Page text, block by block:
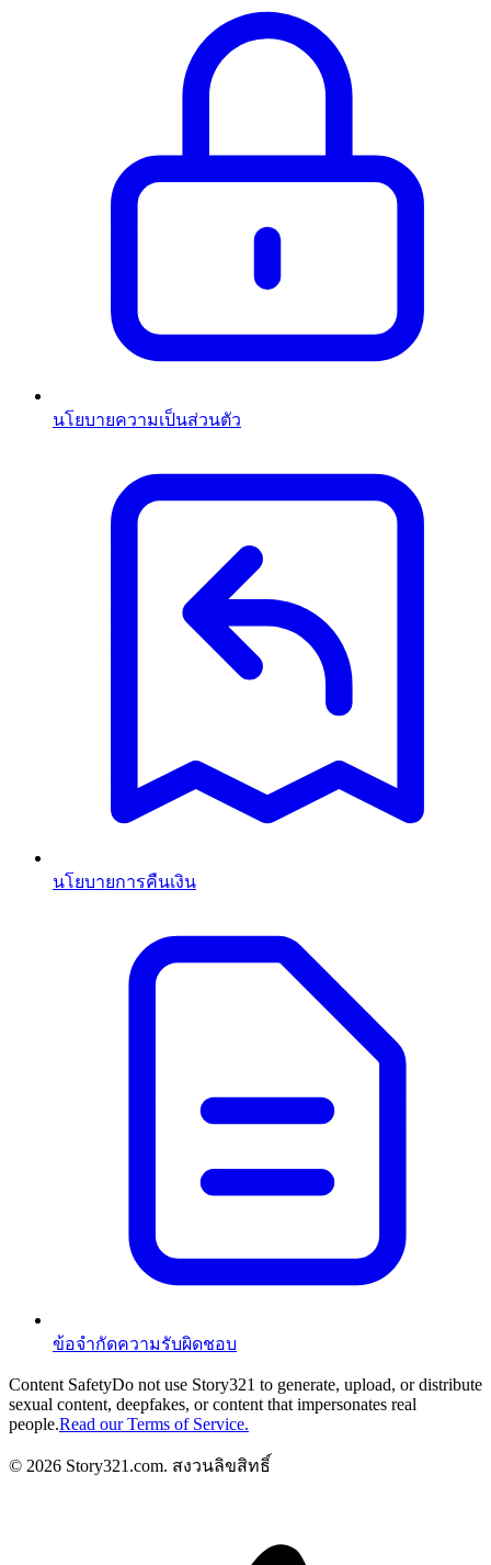
นโยบายความเป็นส่วนตัว
นโยบายการคืนเงิน
ข้อจำกัดความรับผิดชอบ
Content SafetyDo not use Story321 to generate, upload, or distribute
sexual content, deepfakes, or content that impersonates real
people.Read our Terms of Service.
© 2026 Story321.com. สงวนลิขสิทธิ์